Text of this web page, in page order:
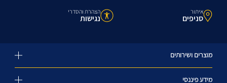
איתור
סניפים
הצהרת והסדרי
נגישות
מוצרים ושירותים
מידע פיננסי